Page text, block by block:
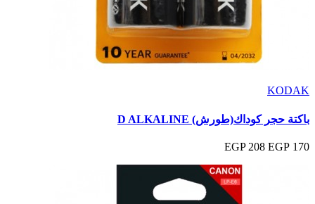
KODAK
باكتة حجر كوداك(طورش) D ALKALINE
170 EGP
208 EGP